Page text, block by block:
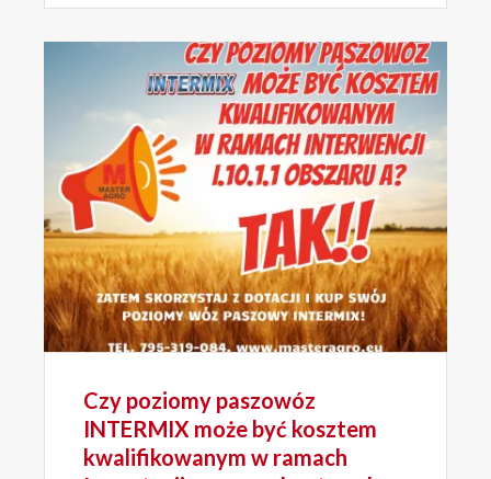
Czy poziomy paszowóz
INTERMIX może być kosztem
kwalifikowanym w ramach